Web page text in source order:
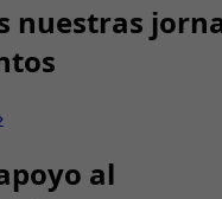
nuestras
al